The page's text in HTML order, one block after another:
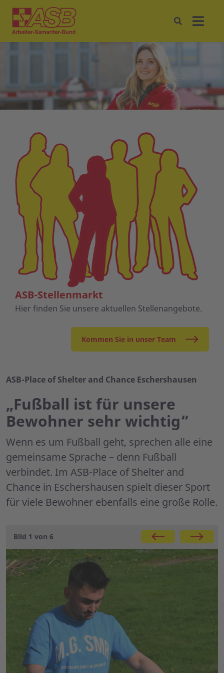
ASB-Stellenmarkt
Hier finden Sie unsere aktuellen Stellenangebote.
Kommen Sie in unser Team
ASB-Place of Shelter and Chance Eschershausen
„Fußball ist für unsere
Bewohner sehr wichtig“
Wenn es um Fußball geht, sprechen alle eine
gemeinsame Sprache – denn Fußball
verbindet. Im ASB-Place of Shelter and
Chance in Eschershausen spielt dieser Sport
für viele Bewohner ebenfalls eine große Rolle.
Galerie
Bild 1 von 6